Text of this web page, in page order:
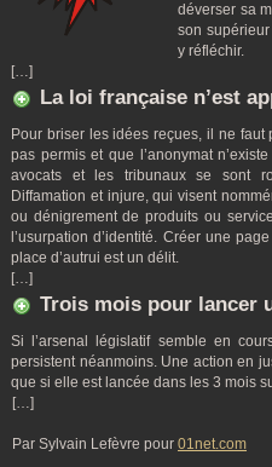
déverser sa
son
y réfléchir.
[…]
La loi française n’est
Pour briser les idées reçues, il ne faut
pas permis et que l’anonymat
avocats et les tribunaux se sont
Diffamation et injure, qui visent
ou dénigrement de produits ou
l’usurpation d’identité. Créer une
place d’autrui est un délit.
[…]
Trois mois pour lancer
Si l’arsenal législatif semble en
persistent néanmoins. Une action en
que si elle est lancée dans les 3 mois
[…]
Par Sylvain Lefèvre pour 01net.com